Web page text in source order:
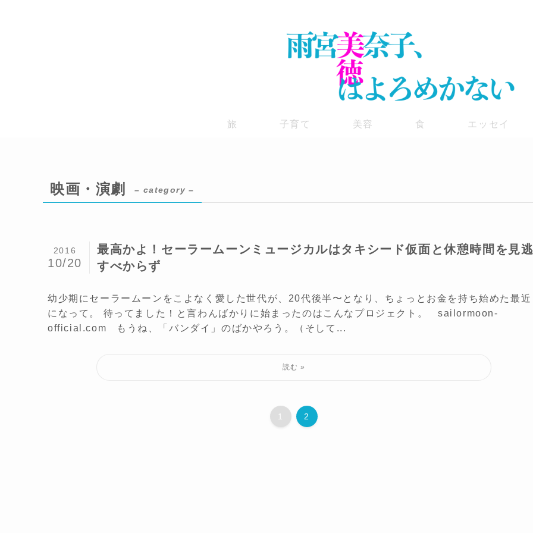
旅 子育て 美容 食 エッセイ
映画・演劇 – category –
最高かよ！セーラームーンミュージカルはタキシード仮面と休憩時間を見
すべからず
2016
10/20
幼少期にセーラームーンをこよなく愛した世代が、20代後半〜となり、ちょっとお金を持ち始めた最近
になって。 待ってました！と言わんばかりに始まったのはこんなプロジェクト。 sailormoon-
official.com もうね、「バンダイ」のばかやろう。（そして...
1 2